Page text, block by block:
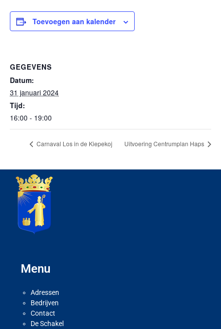
Toevoegen aan kalender
GEGEVENS
Datum:
31 januari 2024
Tijd:
16:00 - 19:00
Carnaval Los in de Kiepekoj Uitvoering Centrumplan Haps
Menu
Adressen
Bedrijven
Contact
De Schakel